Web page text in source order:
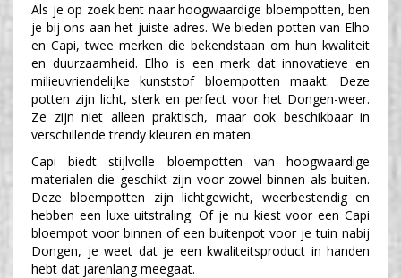
Als je op zoek bent naar hoogwaardige bloempotten, ben
je bij ons aan het juiste adres. We bieden potten van Elho
en Capi, twee merken die bekendstaan om hun kwaliteit
en duurzaamheid. Elho is een merk dat innovatieve en
milieuvriendelijke kunststof bloempotten maakt. Deze
potten zijn licht, sterk en perfect voor het Dongen-weer.
Ze zijn niet alleen praktisch, maar ook beschikbaar in
verschillende trendy kleuren en maten.
Capi biedt stijlvolle bloempotten van hoogwaardige
materialen die geschikt zijn voor zowel binnen als buiten.
Deze bloempotten zijn lichtgewicht, weerbestendig en
hebben een luxe uitstraling. Of je nu kiest voor een Capi
bloempot voor binnen of een buitenpot voor je tuin nabij
Dongen, je weet dat je een kwaliteitsproduct in handen
hebt dat jarenlang meegaat.